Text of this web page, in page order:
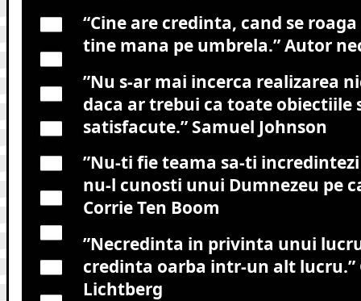
“Cine are credinta, cand se
tine mana pe umbrela.”Autor
”Nu s-ar mai incerca realizarea
daca ar trebui ca toate obiectiile
satisfacute.”Samuel Johnson
”Nu-ti fie teama sa-ti
nu-l cunosti unui Dumnezeu pe
Corrie Ten Boom
”Necredinta in privinta unui
credinta oarba intr-un alt lucru.”
Lichtberg